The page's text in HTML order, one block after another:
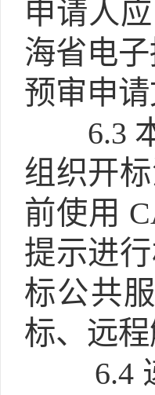
申请人
海省电
预审申
6.3
组织开
前使用
提示进
标公共
标、远
6.4